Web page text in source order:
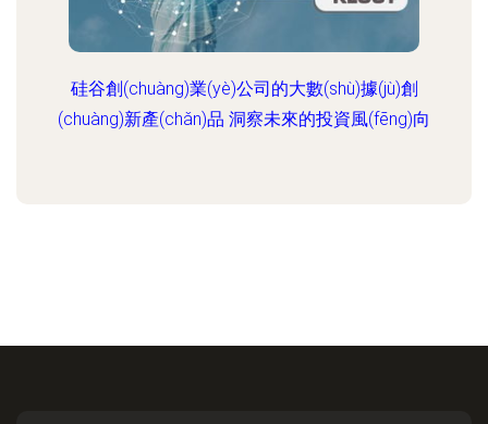
硅谷創(chuàng)業(yè)公司的大數(shù)據(jù)創
(chuàng)新產(chǎn)品 洞察未來的投資風(fēng)向